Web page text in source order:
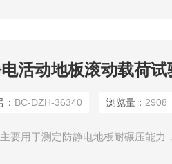
活动地板滚动载荷试
： BC-DZH-36340 浏览量： 2908
要用于测定防静电地板耐碾压能力